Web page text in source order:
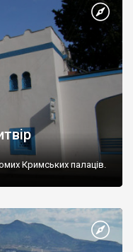
Кримських палаців.